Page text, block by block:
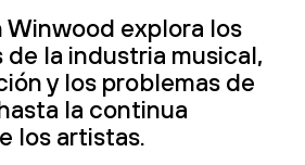
Winwood explora los
la industria musical,
y los problemas de
la continua
los artistas.